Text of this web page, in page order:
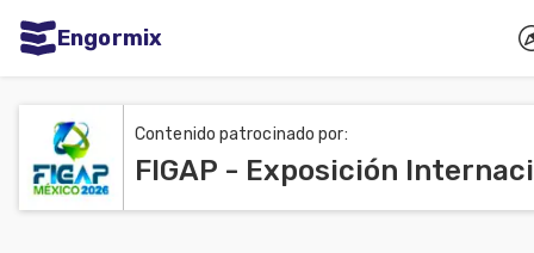
Engormix
Agricultura
Contenido patrocinado por:
FIGAP - Exposición